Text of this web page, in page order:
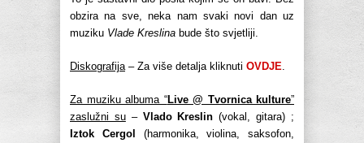
obzira na sve, neka nam svaki novi dan uz
muziku Vlade Kreslina bude što svjetliji.
Diskografija – Za više detalja kliknuti OVDJE
Za muziku albuma “Live @ Tvornica kulture”
zaslužni su– Vlado Kreslin (vokal, gitara) ;
Iztok Cergol
(harmonika, violina, saksofon,